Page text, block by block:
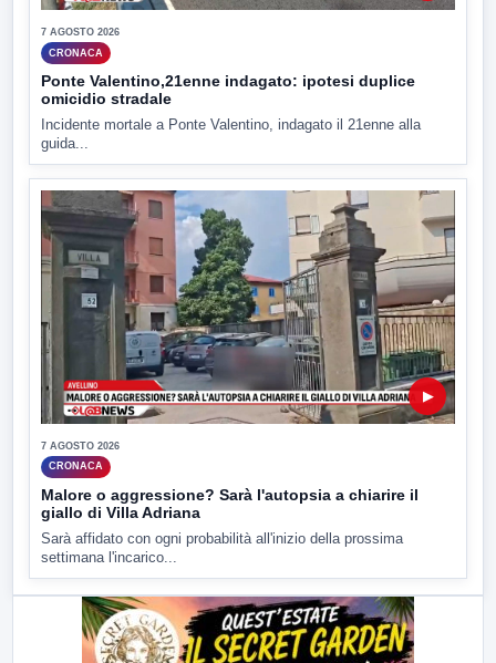
7 AGOSTO 2026
CRONACA
Ponte Valentino,21enne indagato: ipotesi duplice
omicidio stradale
Incidente mortale a Ponte Valentino, indagato il 21enne alla
guida...
▶
7 AGOSTO 2026
CRONACA
Malore o aggressione? Sarà l'autopsia a chiarire il
giallo di Villa Adriana
Sarà affidato con ogni probabilità all'inizio della prossima
settimana l'incarico...